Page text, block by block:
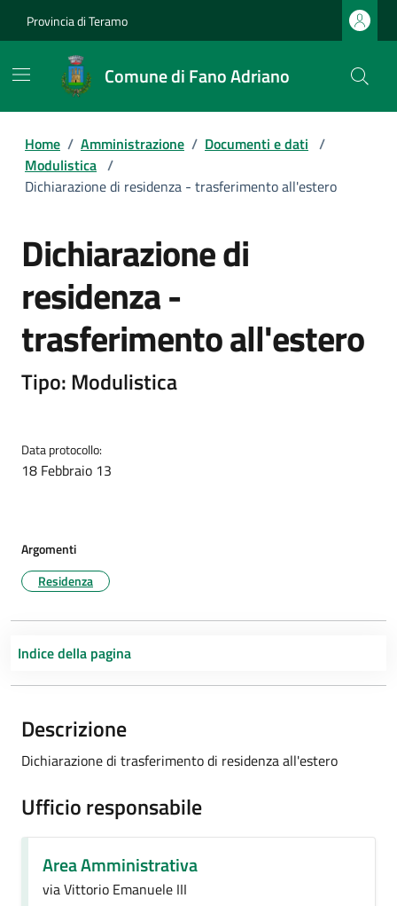
Provincia di Teramo
Comune di Fano Adriano
Home / Amministrazione / Documenti e dati /
Modulistica /
Dichiarazione di residenza - trasferimento all'estero
Dichiarazione di
residenza -
trasferimento all'estero
Tipo: Modulistica
Data protocollo:
18 Febbraio 13
Argomenti
Residenza
Indice della pagina
Descrizione
Dichiarazione di trasferimento di residenza all'estero
Ufficio responsabile
Area Amministrativa
via Vittorio Emanuele III